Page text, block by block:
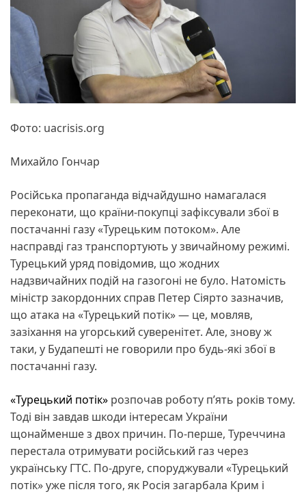
Фото: uacrisis.org
Михайло Гончар
Російська пропаганда відчайдушно намагалася
переконати, що країни-покупці зафіксували збої в
постачанні газу «Турецьким потоком». Але
насправді газ транспортують у звичайному режимі.
Турецький уряд повідомив, що жодних
надзвичайних подій на газогоні не було. Натомість
міністр закордонних справ Петер Сіярто зазначив,
що атака на «Турецький потік» — це, мовляв,
зазіхання на угорський суверенітет. Але, знову ж
таки, у Будапешті не говорили про будь-які збої в
постачанні газу.
«Турецький потік» розпочав роботу п’ять років тому.
Тоді він завдав шкоди інтересам України
щонайменше з двох причин. По-перше, Туреччина
перестала отримувати російський газ через
українську ГТС. По-друге, споруджували «Турецький
потік» уже після того, як Росія загарбала Крим і